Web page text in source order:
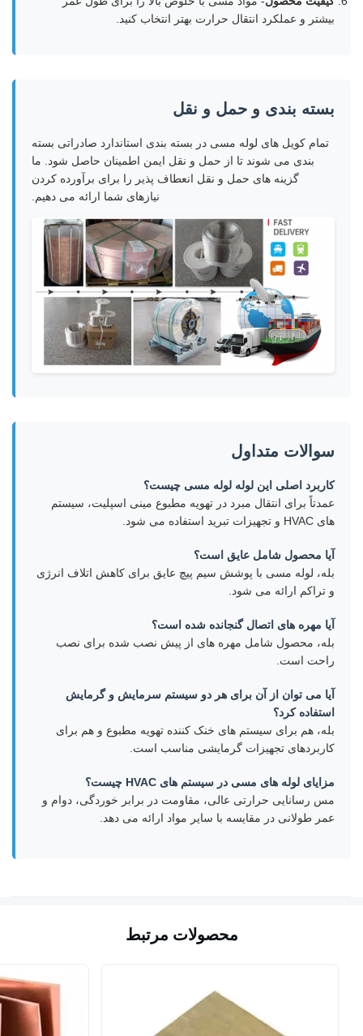
بیشتر و عملکرد انتقال حرارت بهتر انتخاب کنید.
بسته بندی و حمل و نقل
تمام کویل های لوله مسی در بسته بندی استاندارد صادراتی بسته
بندی می شوند تا از حمل و نقل ایمن اطمینان حاصل شود. ما
گزینه های حمل و نقل انعطاف پذیر را برای برآورده کردن
نیازهای شما ارائه می دهیم.
سوالات متداول
کاربرد اصلی این لوله لوله مسی چیست؟
عمدتاً برای انتقال مبرد در تهویه مطبوع مینی اسپلیت، سیستم
های HVAC و تجهیزات تبرید استفاده می شود.
آیا محصول شامل عایق است؟
بله، لوله مسی با پوشش سیم پیچ عایق برای کاهش اتلاف انرژی
و تراکم ارائه می شود.
آیا مهره های اتصال گنجانده شده است؟
بله، محصول شامل مهره های از پیش نصب شده برای نصب
راحت است.
آیا می توان از آن برای هر دو سیستم سرمایش و گرمایش
استفاده کرد؟
بله، هم برای سیستم های خنک کننده تهویه مطبوع و هم برای
کاربردهای تجهیزات گرمایشی مناسب است.
مزایای لوله های مسی در سیستم های HVAC چیست؟
مس رسانایی حرارتی عالی، مقاومت در برابر خوردگی، دوام و
عمر طولانی در مقایسه با سایر مواد ارائه می دهد.
محصولات مرتبط